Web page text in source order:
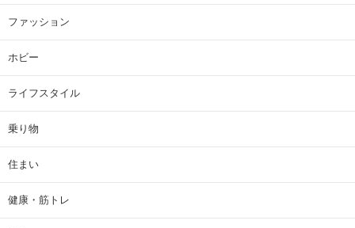
ファッション
ホビー
ライフスタイル
乗り物
住まい
健康・筋トレ